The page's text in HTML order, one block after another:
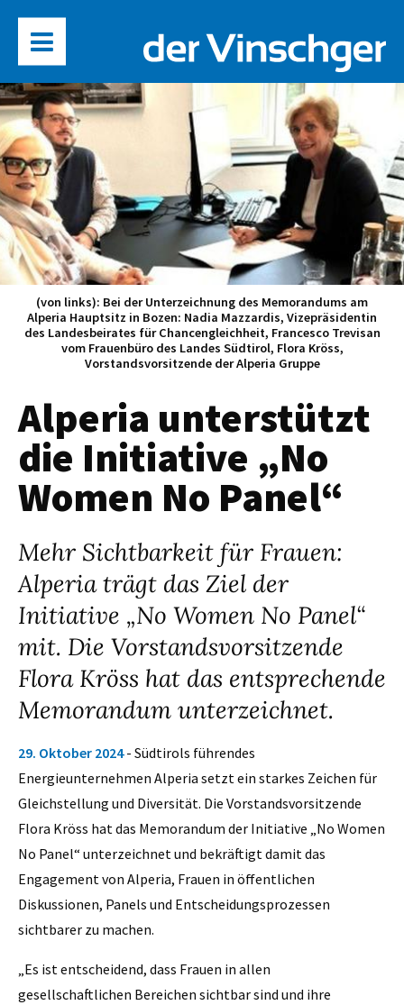
(von links): Bei der Unterzeichnung des Memorandums am
Alperia Hauptsitz in Bozen: Nadia Mazzardis, Vizepräsidentin
des Landesbeirates für Chancengleichheit, Francesco Trevisan
vom Frauenbüro des Landes Südtirol, Flora Kröss,
Vorstandsvorsitzende der Alperia Gruppe
Alperia unterstützt
die Initiative „No
Women No Panel“
Mehr Sichtbarkeit für Frauen:
Alperia trägt das Ziel der
Initiative „No Women No Panel“
mit. Die Vorstandsvorsitzende
Flora Kröss hat das entsprechende
Memorandum unterzeichnet.
29. Oktober 2024- Südtirols führendes
Energieunternehmen Alperia setzt ein starkes Zeichen für
Gleichstellung und Diversität. Die Vorstandsvorsitzende
Flora Kröss hat das Memorandum der Initiative „No Women
No Panel“ unterzeichnet und bekräftigt damit das
Engagement von Alperia, Frauen in öffentlichen
Diskussionen, Panels und Entscheidungsprozessen
sichtbarer zu machen.
„Es ist entscheidend, dass Frauen in allen
gesellschaftlichen Bereichen sichtbar sind und ihre